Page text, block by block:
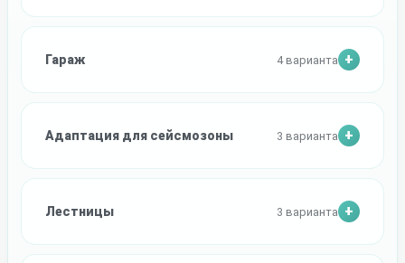
Гараж 4 варианта
Адаптация для сейсмозоны 3 варианта
Лестницы 3 варианта